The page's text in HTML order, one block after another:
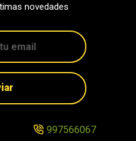
novedades
997566067